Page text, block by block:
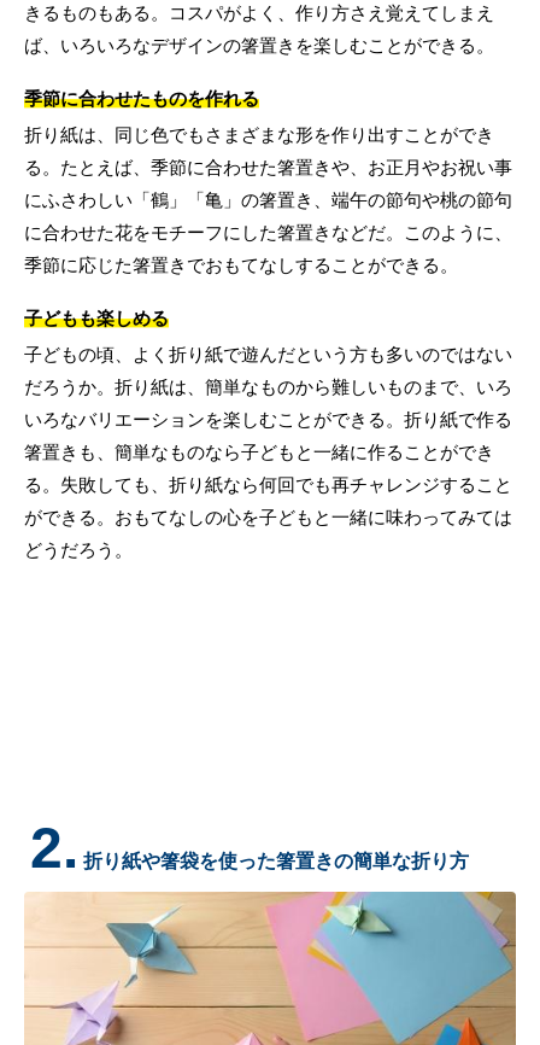
きるものもある。コスパがよく、作り方さえ覚えてしまえ
ば、いろいろなデザインの箸置きを楽しむことができる。
季節に合わせたものを作れる
折り紙は、同じ色でもさまざまな形を作り出すことができ
る。たとえば、季節に合わせた箸置きや、お正月やお祝い事
にふさわしい「鶴」「亀」の箸置き、端午の節句や桃の節句
に合わせた花をモチーフにした箸置きなどだ。このように、
季節に応じた箸置きでおもてなしすることができる。
子どもも楽しめる
子どもの頃、よく折り紙で遊んだという方も多いのではない
だろうか。折り紙は、簡単なものから難しいものまで、いろ
いろなバリエーションを楽しむことができる。折り紙で作る
箸置きも、簡単なものなら子どもと一緒に作ることができ
る。失敗しても、折り紙なら何回でも再チャレンジすること
ができる。おもてなしの心を子どもと一緒に味わってみては
どうだろう。
2. 折り紙や箸袋を使った箸置きの簡単な折り方